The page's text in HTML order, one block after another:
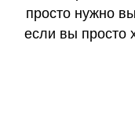
просто нужно
если вы просто